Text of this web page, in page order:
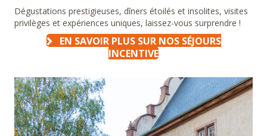
Dégustations prestigieuses, dîners étoilés et insolites, visites
privilèges et expériences uniques, laissez-vous surprendre !
EN SAVOIR PLUS SUR NOS SÉJOURS
INCENTIVE